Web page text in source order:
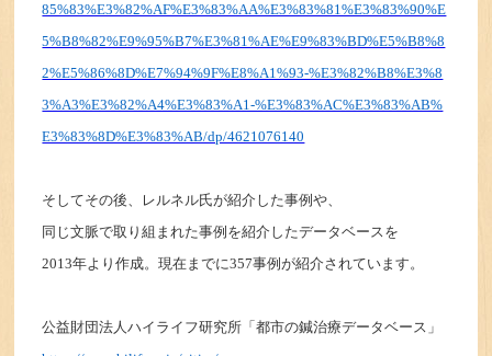
85%83%E3%82%AF%E3%83%AA%E3%83%81%E3%83%90%E
5%B8%82%E9%95%B7%E3%81%AE%E9%83%BD%E5%B8%8
2%E5%86%8D%E7%94%9F%E8%A1%93-%E3%82%B8%E3%8
3%A3%E3%82%A4%E3%83%A1-%E3%83%AC%E3%83%AB%
E3%83%8D%E3%83%AB/dp/4621076140
そしてその後、レルネル氏が紹介した事例や、
同じ文脈で取り組まれた事例を紹介したデータベースを
2013年より作成。現在までに357事例が紹介されています。
公益財団法人ハイライフ研究所「都市の鍼治療データベース」